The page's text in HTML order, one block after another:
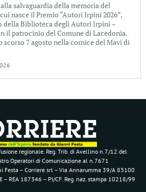
salvaguardia della memoria del
nasce il Premio “Autori Irpini 2026”,
della Biblioteca degli Autori Irpini –
il patrocinio del Comune di Lacedonia.
scorso 7 agosto nella cornice del Mavi di
regionale. Reg. Trib. di Avellino n.7/12 del
Operatori di Comunicazione al n.7671
Festa – Corriere srl – Via Annarumma 39/A 83100
– REA 187346 – PI/CF. Reg. naz. stampa 10218/99